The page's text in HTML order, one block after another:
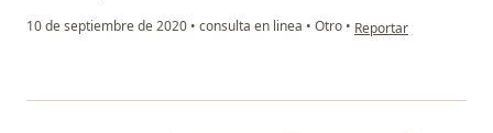
10 de septiembre de 2020 • consulta en linea • Otro • en opinión del usuario
Reportar